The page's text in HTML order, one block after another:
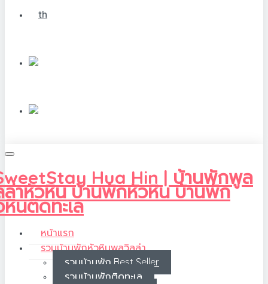
หน้าแรก
รวมบ้านพักหัวหินพูลวิลล่า
รวมบ้านพัก Best Seller
รวมบ้านพักติดทะเล